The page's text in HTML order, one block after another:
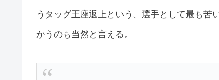
うタッグ王座返上という、選手として最も苦
かうのも当然と言える。